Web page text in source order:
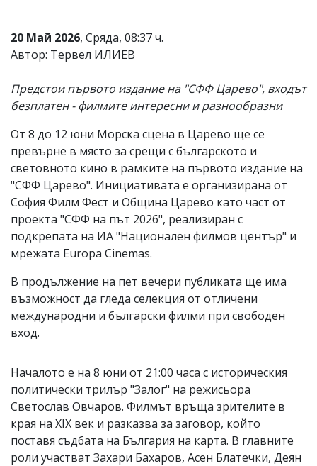
статиите
се
читателите
и
не
отговорност
за
тях!
откриете
обиден
за
коментар,
сигнализирайте
ни!
20 Май 2026, Сряда, 08:37 ч.
Автор: Тервел ИЛИЕВ
Предстои първото издание на "СФФ Царево", входът
безплатен - филмите интересни и разнообразни
От 8 до 12 юни Морска сцена в Царево ще се
превърне в място за срещи с българското и
световното кино в рамките на първото издание на
"СФФ Царево". Инициативата е организирана от
София Филм Фест и Община Царево като част от
проекта "СФФ на път 2026", реализиран с
подкрепата на ИА "Национален филмов център" и
мрежата Europa Cinemas.
В продължение на пет вечери публиката ще има
възможност да гледа селекция от отличени
международни и български филми при свободен
вход.
Началото е на 8 юни от 21:00 часа с историческия
политически трилър "Залог" на режисьора
Светослав Овчаров. Филмът връща зрителите в
края на XIX век и разказва за заговор, който
поставя съдбата на България на карта. В главните
роли участват Захари Бахаров, Асен Блатечки, Деян